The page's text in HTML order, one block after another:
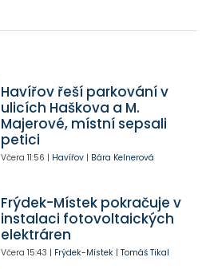
Havířov řeší parkování v
ulicích Haškova a M.
Majerové, místní sepsali
petici
Včera 11:56 | Havířov| Bára Kelnerová
Frýdek-Místek pokračuje v
instalaci fotovoltaických
elektráren
Včera 15:43 | Frýdek-Místek| Tomáš Tikal